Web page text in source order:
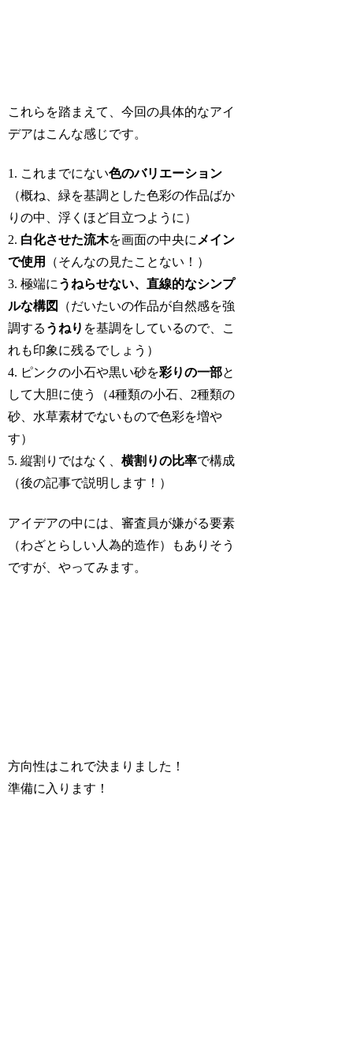
これらを踏まえて、今回の具体的なアイ
デアはこんな感じです。
1. これまでにない色のバリエーション
（概ね、緑を基調とした色彩の作品ばか
りの中、浮くほど目立つように）
2. 白化させた流木を画面の中央に メイン
で使用
（そんなの見たことない！）
3. 極端に うねらせない、直線的なシンプ
ルな構図
（だいたいの作品が自然感を強
調する うねり を基調をしているので、こ
れも印象に残るでしょう）
4. ピンクの小石や黒い砂を彩りの一部と
して大胆に使う（4種類の小石、2種類の
砂、水草素材でないもので色彩を増や
す）
5. 縦割りではなく、横割りの比率で構成
（後の記事で説明します！）
アイデアの中には、審査員が嫌がる要素
（わざとらしい人為的造作）もありそう
ですが、やってみます。
方向性はこれで決まりました！
準備に入ります！